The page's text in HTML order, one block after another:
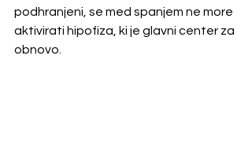
podhranjeni, se med spanjem ne more
aktivirati hipofiza, ki je glavni center za
obnovo.